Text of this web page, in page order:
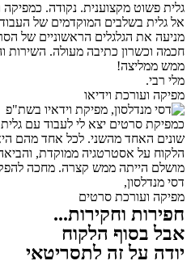
גלית פשוט מקצוענית. נקודה. כמפיקה
אל גלית בשלבים המוקדמים של
מניעה את הגלגלים הראשוניים של
חכמה וכשרון כתיבה מעולה. השירות
ממש ממליצה!
מלי רבי.
מפיקה ועורכת וידיאו
כמפיקת סרטים יצא לי לעבוד עם
שונים האחד מהשני. לכל אחד מהם
הלקוח על אסטרטגיה ממוקדת,
מושלם הייתה ממש קצרה. מחכה
דסי מנדלסון,
מפיקה ועורכת סרטים
חפירות וחקירות...
אבל בסוף הלקוח
יודה על זה לתסריטאי